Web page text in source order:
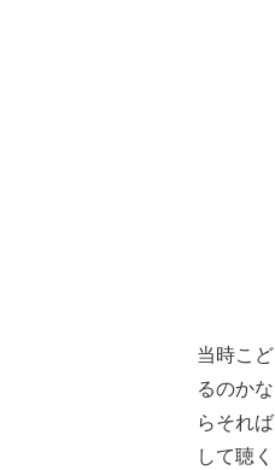
当時こ
るのか
らそれ
して聴